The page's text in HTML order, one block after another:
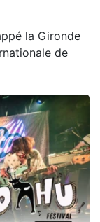
la Gironde
de